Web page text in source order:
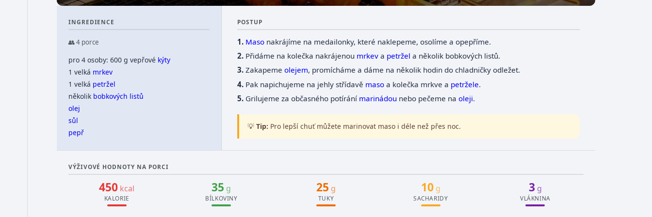
INGREDIENCE
👥 4 porce
pro 4 osoby: 600 g vepřové kýty
1 velká mrkev
1 velká petržel
několik bobkových listů
olej
sůl
pepř
POSTUP
Masonakrájíme na medailonky, které naklepeme, osolíme a opepříme.
Přidáme na kolečka nakrájenou mrkeva petržel a několik bobkových listů.
Zakapeme olejem, promícháme a dáme na několik hodin do chladničky odležet.
Pak napichujeme na jehly střídavě masoa kolečka mrkve a petržele.
Grilujeme za občasného potírání marinádou nebo pečeme na oleji.
💡Tip: Pro lepší chuť můžete marinovat maso i déle než přes noc.
VÝŽIVOVÉ HODNOTY NA PORCI
450 kcal
KALORIE
35 g
BÍLKOVINY
25 g
TUKY
10g
SACHARIDY
3 g
VLÁKNINA